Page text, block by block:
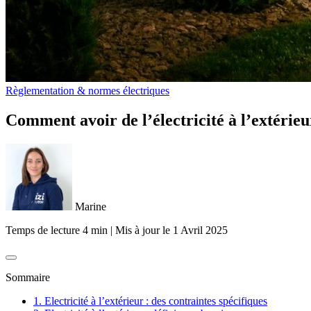
Règlementation & normes électriques
Comment avoir de l’électricité à
Marine
Temps de lecture 4 min | Mis à jour le 1 Avril 2025
Sommaire
1. Electricité à l’extérieur : des contraintes spécifiques